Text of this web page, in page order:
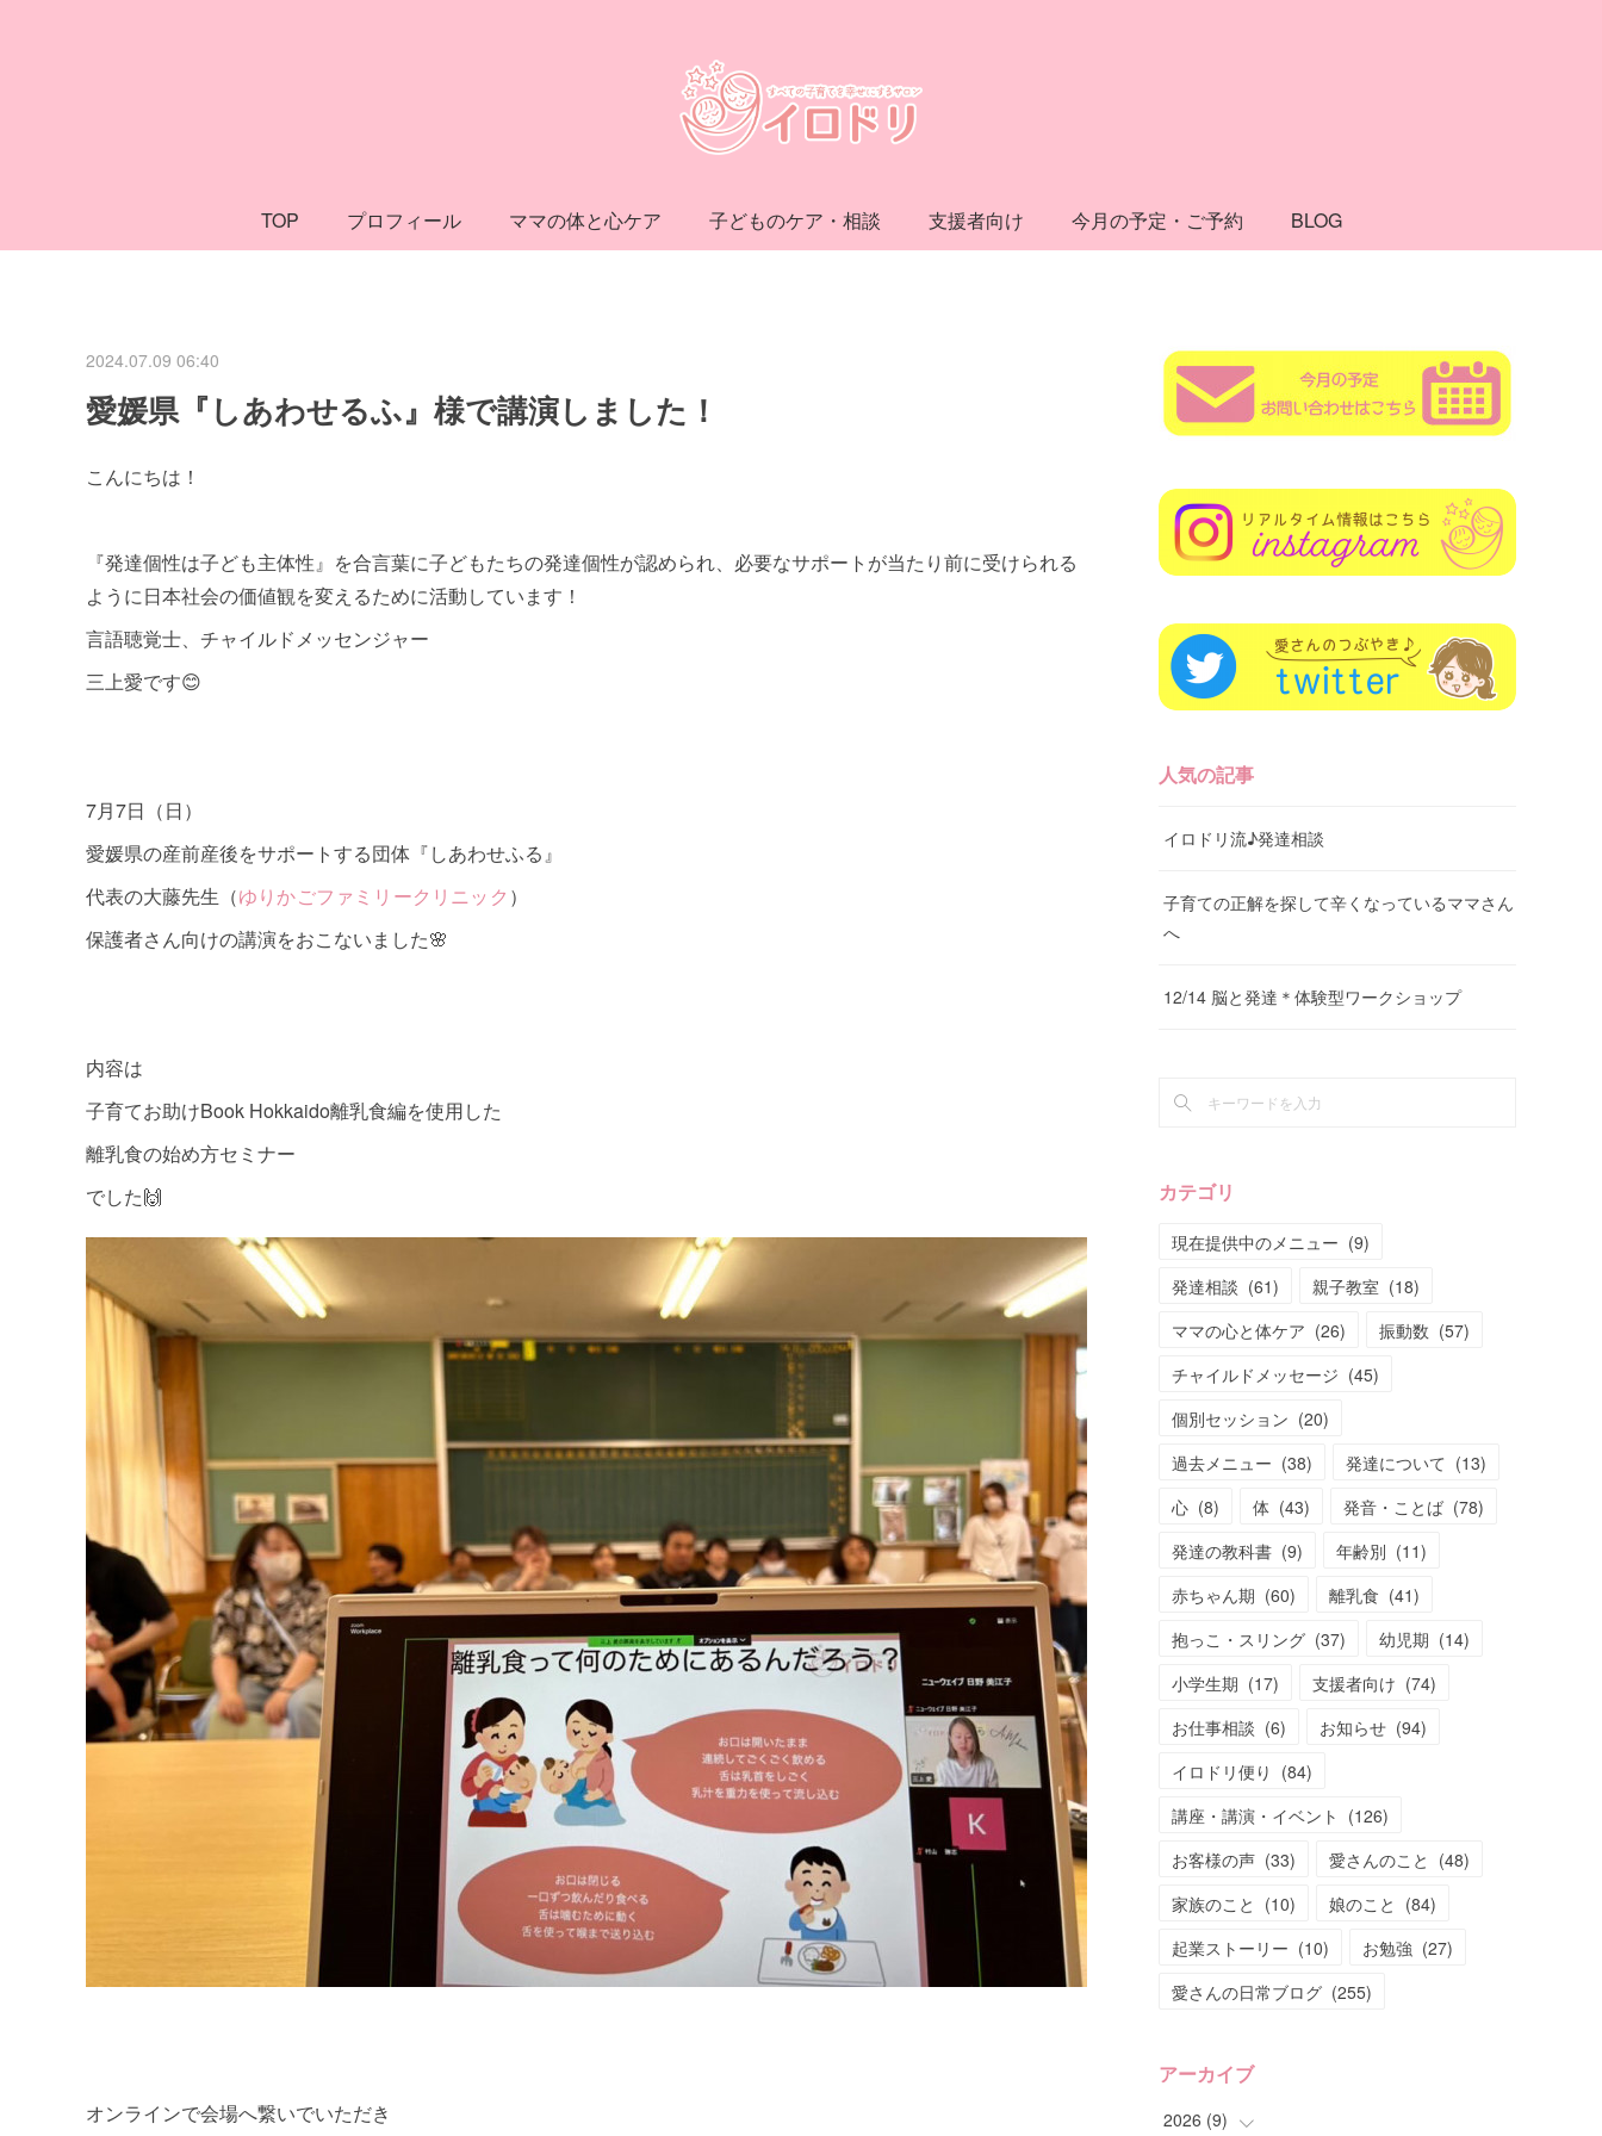
TOP プロフィール ママの体と心ケア 子どものケア・相談 支援者向け 今月の予定・ご予約 BLOG
2024.07.09 06:40
愛媛県『しあわせるふ』様で講演しました！
こんにちは！
『発達個性は子ども主体性』を合言葉に子どもたちの発達個性が認められ、必要なサポートが当たり前に受けられる
ように日本社会の価値観を変えるために活動しています！
言語聴覚士、チャイルドメッセンジャー
三上愛です😊
7月7日（日）
愛媛県の産前産後をサポートする団体『しあわせふる』
代表の大藤先生（ゆりかごファミリークリニック ）
保護者さん向けの講演をおこないました🌸
内容は
子育てお助けBook Hokkaido離乳食編を使用した
離乳食の始め方セミナー
でした🙌
オンラインで会場へ繋いでいただき
人気の記事
イロドリ流♪発達相談
子育ての正解を探して辛くなっているママさん
へ
12/14 脳と発達＊体験型ワークショップ
カテゴリ
現在提供中のメニュー (9)
発達相談 (61) 親子教室 (18)
ママの心と体ケア (26) 振動数 (57)
チャイルドメッセージ (45)
個別セッション (20)
過去メニュー (38) 発達について (13)
心 (8) 体 (43) 発音・ことば (78)
発達の教科書 (9) 年齢別 (11)
赤ちゃん期 (60) 離乳食 (41)
抱っこ・スリング (37) 幼児期 (14)
小学生期 (17) 支援者向け (74)
お仕事相談 (6) お知らせ (94)
イロドリ便り (84)
講座・講演・イベント (126)
お客様の声 (33) 愛さんのこと (48)
家族のこと (10) 娘のこと (84)
起業ストーリー (10) お勉強 (27)
愛さんの日常ブログ (255)
アーカイブ
2026 (9)